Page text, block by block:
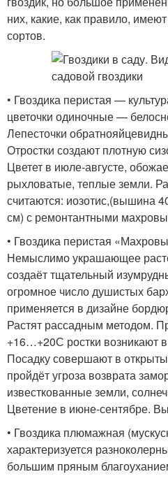
них, какие, как правило,
сортов.
• Гвоздика перистая —
цветочки одиночные —
Лепесточки
Отростки создают плотную
Цветет в июле-августе,
рыхловатые, теплые земли.
считаются: иозотис,(вышина
см) с ремонтантными
• Гвоздика перистая
Немыслимо украшающее
создаёт тщательный
огромное число душистых
применяется в дизайне
Растят рассадным методом.
+16…+20С ростки возникают
Посадку совершают в
пройдёт угроза возврата
известкованные земли,
Цветение в июне-сентябре.
• Гвоздика плюмажная
характеризуется
большим пряным